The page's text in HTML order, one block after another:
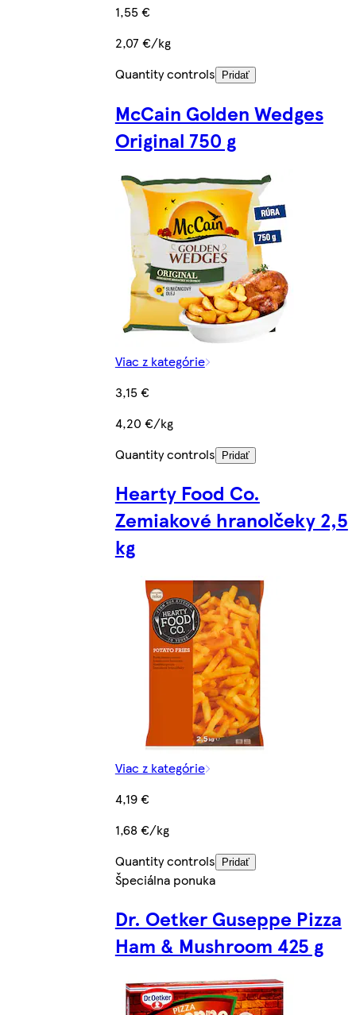
1,55 €
2,07 €/kg
Quantity controls
Pridať
McCain Golden Wedges
Original 750 g
Viac z kategórie
3,15 €
4,20 €/kg
Quantity controls
Pridať
Hearty Food Co.
Zemiakové hranolčeky 2,5
kg
Viac z kategórie
4,19 €
1,68 €/kg
Quantity controls
Pridať
Špeciálna ponuka
Dr. Oetker Guseppe Pizza
Ham & Mushroom 425 g